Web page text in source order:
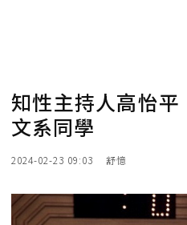
知性主持人高怡
文系同學
2024-02-23 09:03 舒憶